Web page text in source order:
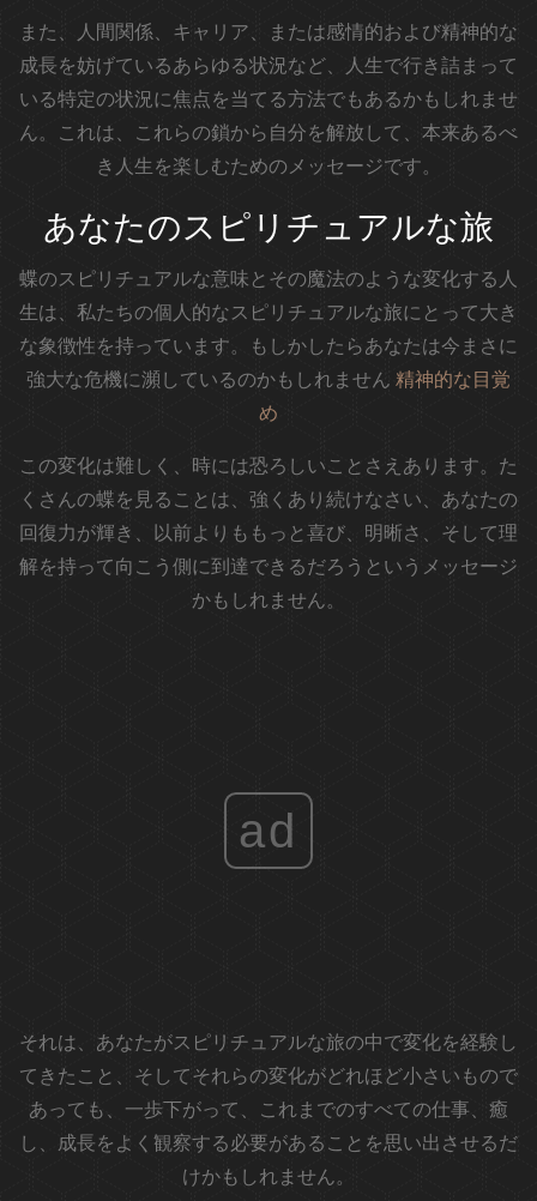
また、人間関係、キャリア、または感情的および精神的な
成長を妨げているあらゆる状況など、人生で行き詰まって
いる特定の状況に焦点を当てる方法でもあるかもしれませ
ん。これは、これらの鎖から自分を解放して、本来あるべ
き人生を楽しむためのメッセージです。
あなたのスピリチュアルな旅
蝶のスピリチュアルな意味とその魔法のような変化する人
生は、私たちの個人的なスピリチュアルな旅にとって大き
な象徴性を持っています。もしかしたらあなたは今まさに
強大な危機に瀕しているのかもしれません 精神的な目覚
め
この変化は難しく、時には恐ろしいことさえあります。た
くさんの蝶を見ることは、強くあり続けなさい、あなたの
回復力が輝き、以前よりももっと喜び、明晰さ、そして理
解を持って向こう側に到達できるだろうというメッセージ
かもしれません。
ad
それは、あなたがスピリチュアルな旅の中で変化を経験し
てきたこと、そしてそれらの変化がどれほど小さいもので
あっても、一歩下がって、これまでのすべての仕事、癒
し、成長をよく観察する必要があることを思い出させるだ
けかもしれません。